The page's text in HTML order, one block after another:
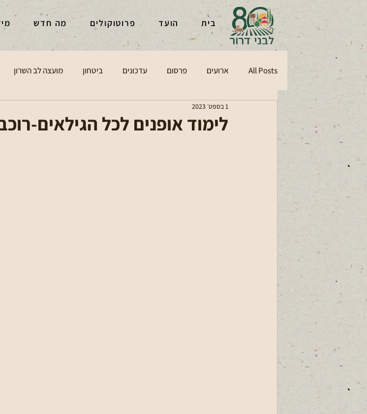
בית הועד פרוטוקולים מה חדש
All Posts ארועים פרסום עדכונים ביטחון מועצה לב השרון
לימוד אופנים לכל הגילאים-
1 בספט׳ 2023